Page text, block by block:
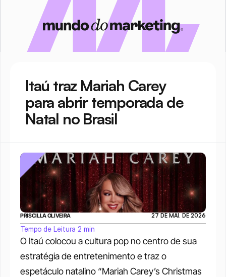
Itaú traz Mariah Carey
para abrir temporada de
Natal no Brasil
O Itaú colocou a cultura pop no centro de sua
estratégia de entretenimento e traz o
espetáculo natalino “Mariah Carey’s Christmas
PRISCILLA OLIVEIRA 27 DE MAI. DE 2026
Tempo de Leitura 2 min